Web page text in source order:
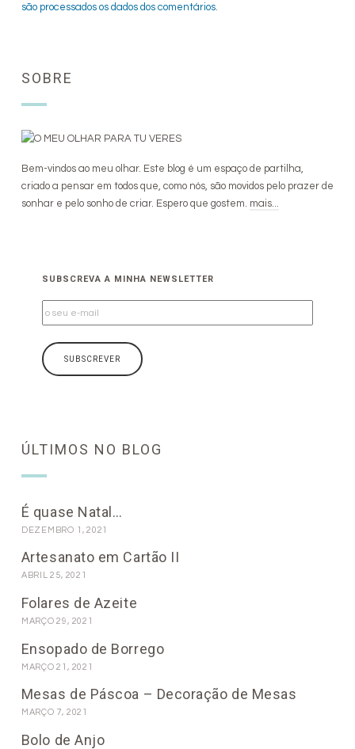
são processados os dados dos comentários.
SOBRE
Bem-vindos ao meu olhar. Este blog é um espaço de partilha,
criado a pensar em todos que, como nós, são movidos pelo prazer de
sonhar e pelo sonho de criar. Espero que gostem. mais...
SUBSCREVA A MINHA NEWSLETTER
ÚLTIMOS NO BLOG
É quase Natal…
DEZEMBRO 1, 2021
Artesanato em Cartão II
ABRIL 25, 2021
Folares de Azeite
MARÇO 29, 2021
Ensopado de Borrego
MARÇO 21, 2021
Mesas de Páscoa – Decoração de Mesas
MARÇO 7, 2021
Bolo de Anjo